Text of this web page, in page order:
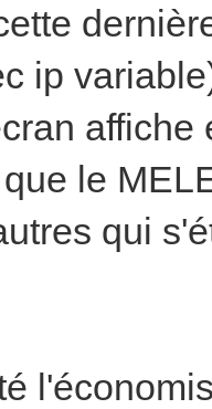
ip
le
qui